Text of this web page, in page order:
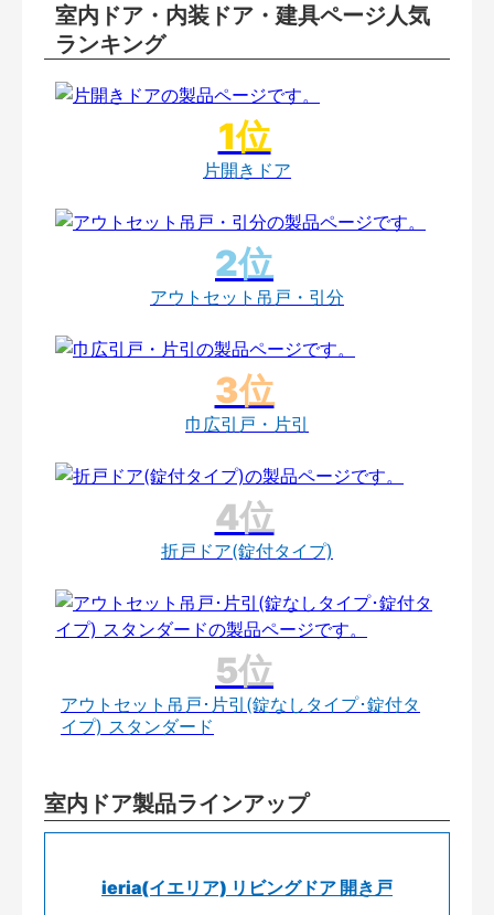
室内ドア・内装ドア・建具ページ人気
ランキング
片開きドア
アウトセット吊戸・引分
巾広引戸・片引
折戸ドア(錠付タイプ)
アウトセット吊戸･片引(錠なしタイプ･錠付タ
イプ) スタンダード
室内ドア製品ラインアップ
ieria(イエリア) リビングドア 開き戸